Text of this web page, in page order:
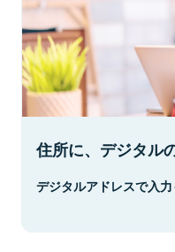
住所に、デジタル
デジタルアドレスで入力